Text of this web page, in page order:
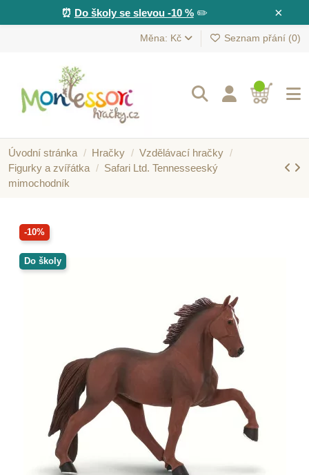
×
⏰ Do školy se slevou -10 %✏️
Měna: Kč Seznam přání (0)
Úvodní stránka Hračky
Vzdělávací hračky
Figurky a zvířátka
Safari Ltd. Tennesseeský
mimochodník
-10%
Do školy